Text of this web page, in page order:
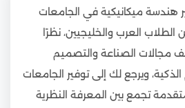
ميكانيكية في الجامعات
الطلاب العرب والخليجيين، نظرًا
مجالات الصناعة والتصميم
الذكية، ويرجع لك إلى توفير الجامعات
تجمع بين المعرفة النظرية